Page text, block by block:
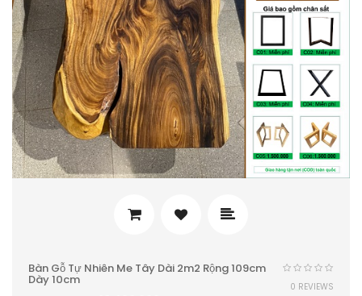
Bàn Gỗ Tự Nhiên Me Tây Dài 2m2 Rộng 109cm
Dày 10cm
0 REVIEWS